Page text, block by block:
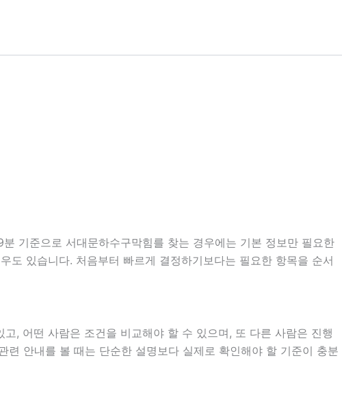
기준으로 서대문하수구막힘를 찾는 경우에는 기본 정보만 필요한
도 있습니다. 처음부터 빠르게 결정하기보다는 필요한 항목을 순서
, 어떤 사람은 조건을 비교해야 할 수 있으며, 또 다른 사람은 진행
안내를 볼 때는 단순한 설명보다 실제로 확인해야 할 기준이 충분